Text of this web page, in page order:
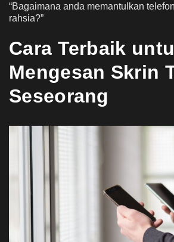
“Bagaimana anda memantulkan
rahsia?”
Cara Terbaik
Mengesan Skrin
Seseorang